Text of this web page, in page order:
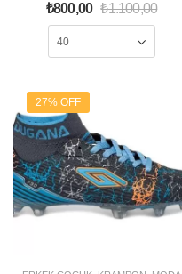
₺800,00 ₺1.100,00
27% OFF